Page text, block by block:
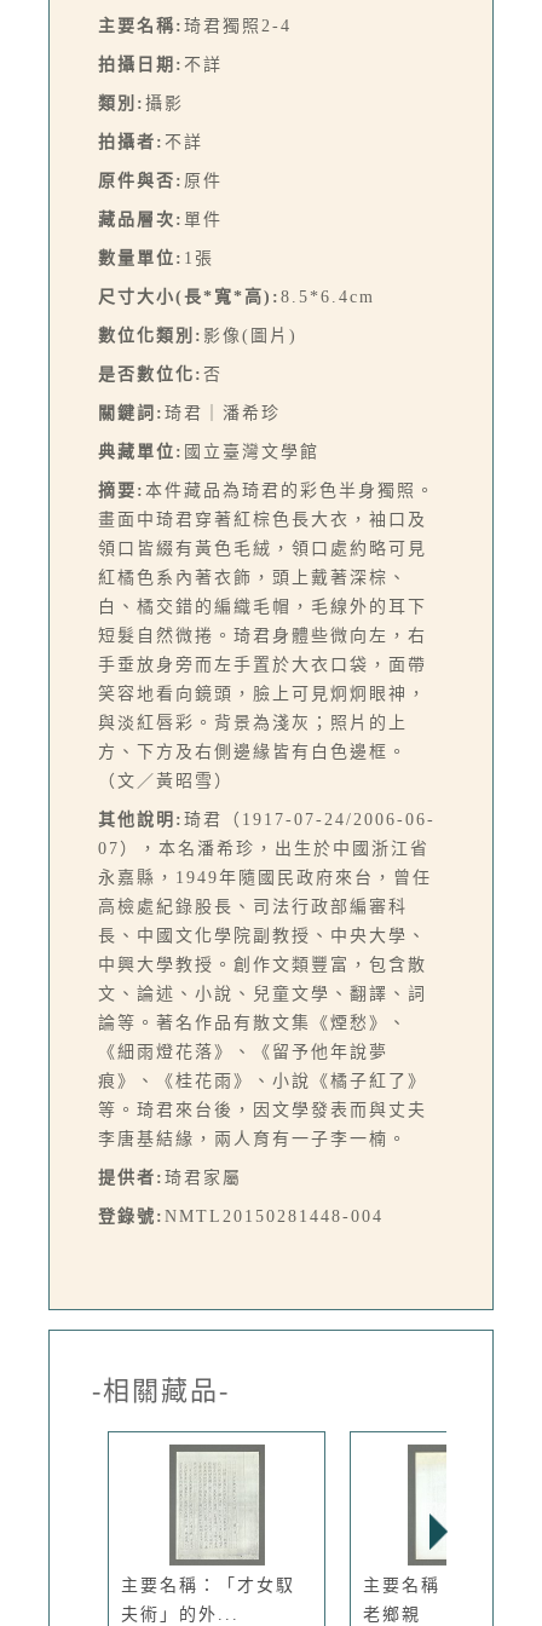
主要名稱: 琦君獨照2-4
拍攝日期: 不詳
類別: 攝影
拍攝者: 不詳
原件與否: 原件
藏品層次: 單件
數量單位: 1張
尺寸大小(長*寬*高): 8.5*6.4cm
數位化類別: 影像(圖片)
是否數位化: 否
關鍵詞: 琦君｜潘希珍
典藏單位: 國立臺灣文學館
摘要: 本件藏品為琦君的彩色半身獨照。
畫面中琦君穿著紅棕色長大衣，袖口及
領口皆綴有黃色毛絨，領口處約略可見
紅橘色系內著衣飾，頭上戴著深棕、
白、橘交錯的編織毛帽，毛線外的耳下
短髮自然微捲。琦君身體些微向左，右
手垂放身旁而左手置於大衣口袋，面帶
笑容地看向鏡頭，臉上可見炯炯眼神，
與淡紅唇彩。背景為淺灰；照片的上
方、下方及右側邊緣皆有白色邊框。
（文／黃昭雪）
其他說明: 琦君（1917-07-24/2006-06-
07），本名潘希珍，出生於中國浙江省
永嘉縣，1949年隨國民政府來台，曾任
高檢處紀錄股長、司法行政部編審科
長、中國文化學院副教授、中央大學、
中興大學教授。創作文類豐富，包含散
文、論述、小說、兒童文學、翻譯、詞
論等。著名作品有散文集《煙愁》、
《細雨燈花落》、《留予他年說夢
痕》、《桂花雨》、小說《橘子紅了》
等。琦君來台後，因文學發表而與丈夫
李唐基結緣，兩人育有一子李一楠。
提供者: 琦君家屬
登錄號: NMTL20150281448-004
-相關藏品-
主要名稱：「才女馭
夫術」的外...
主要名稱：我們都是
老鄉親